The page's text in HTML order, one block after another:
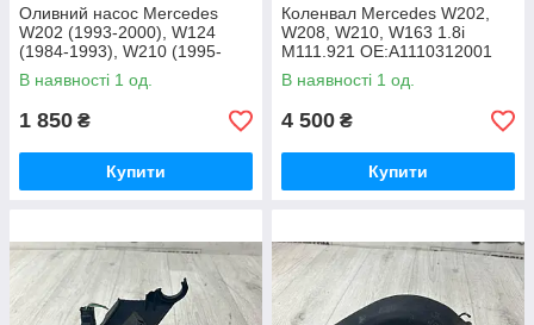
Оливний насос Mercedes
W202 (1993-2000), W124
(1984-1993), W210 (1995-
2003) 1.8 OE: 1111810120
В наявності 1 од.
1 850 ₴
Купити
Коленвал Mercedes W202,
W208, W210, W163 1.8i
M111.921 OE:A1110312001
В наявності 1 од.
4 500 ₴
Купити